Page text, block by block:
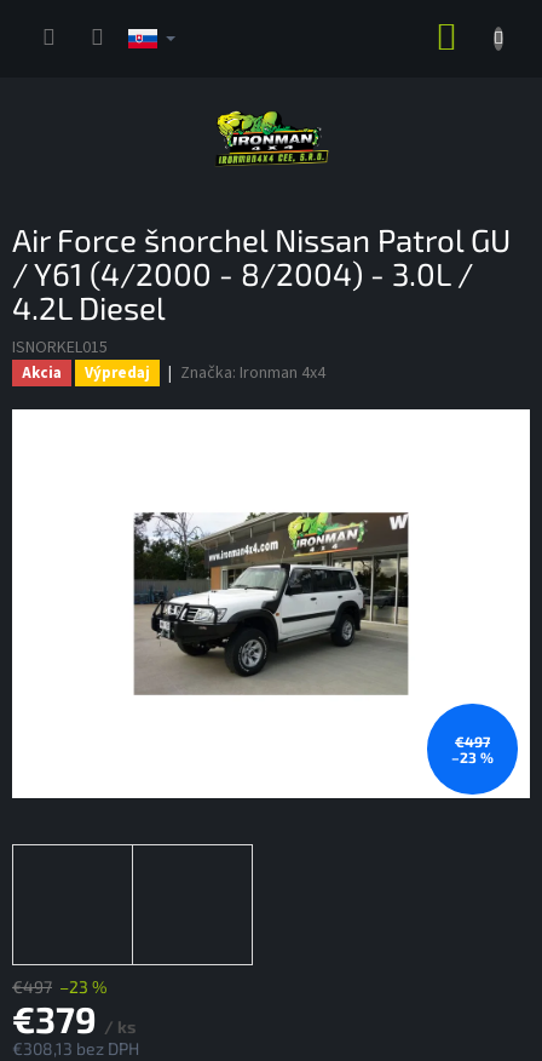
Air Force šnorchel Nissan Patrol GU
/ Y61 (4/2000 - 8/2004) - 3.0L /
4.2L Diesel
ISNORKEL015
Akcia Výpredaj Značka: Ironman 4x4
€497
–23 %
€497 –23 %
€379 / ks
€308,13 bez DPH